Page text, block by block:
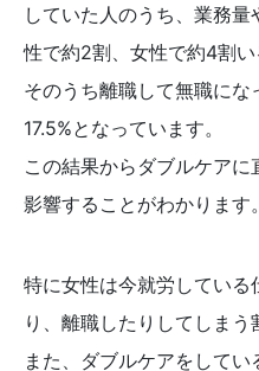
していた人のうち、業務
性で約2割、女性で約4割い
そのうち離職して無職に
17.5%となっています。
この結果からダブルケアに
影響することがわかります。
特に女性は今就労している
り、離職したりしてしまう
また、ダブルケアをして